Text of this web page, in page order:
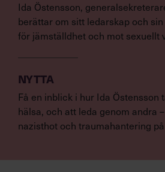
Ida Östensson,
berättar om sitt ledarskap och
för jämställdhet och mot sexuellt
NYTTA
Få en inblick i hur Ida Östensson
hälsa, och att leda genom andra
nazisthot och traumahantering